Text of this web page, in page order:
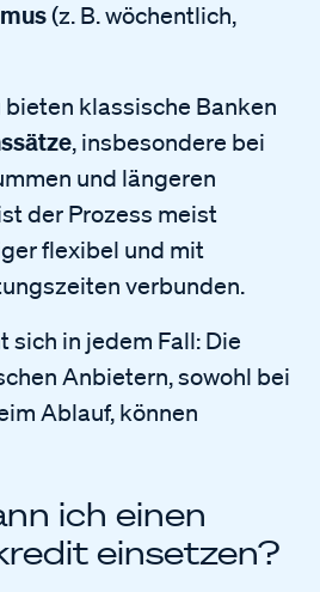
(z. B. wöchentlich,
klassische Banken
, insbesondere bei
und längeren
der Prozess meist
flexibel und mit
verbunden.
sich in jedem Fall: Die
Anbietern, sowohl bei
Ablauf, können
ich einen
einsetzen?